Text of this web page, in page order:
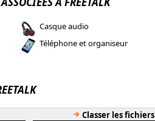
Casque audio
Téléphone et organiseur
Classer les fichiers